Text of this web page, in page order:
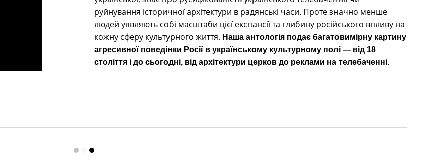
руйнування історичної архітектури в радянські часи. Проте значно менше
людей уявляють собі масштаби цієї експансії та глибину російського впливу на
кожну сферу культурного життя. Наша антологія подає багатовимірну картину
агресивної поведінки Росії в українському культурному полі — від 18
століття і до сьогодні, від архітектури церков до реклами на телебаченні.